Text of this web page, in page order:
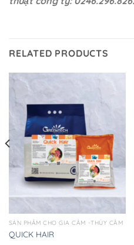
RELATED PRODUCTS
SẢN PHẨM CHO GIA CẦM -THỦY CẦM
QUICK HAIR